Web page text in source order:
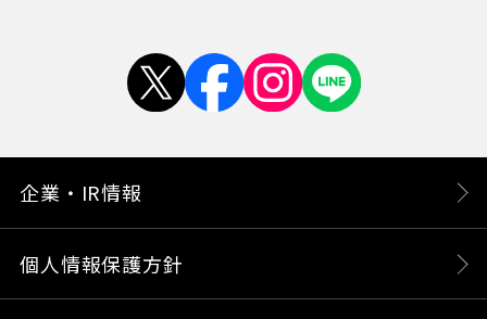
企業・IR情報
個人情報保護方針